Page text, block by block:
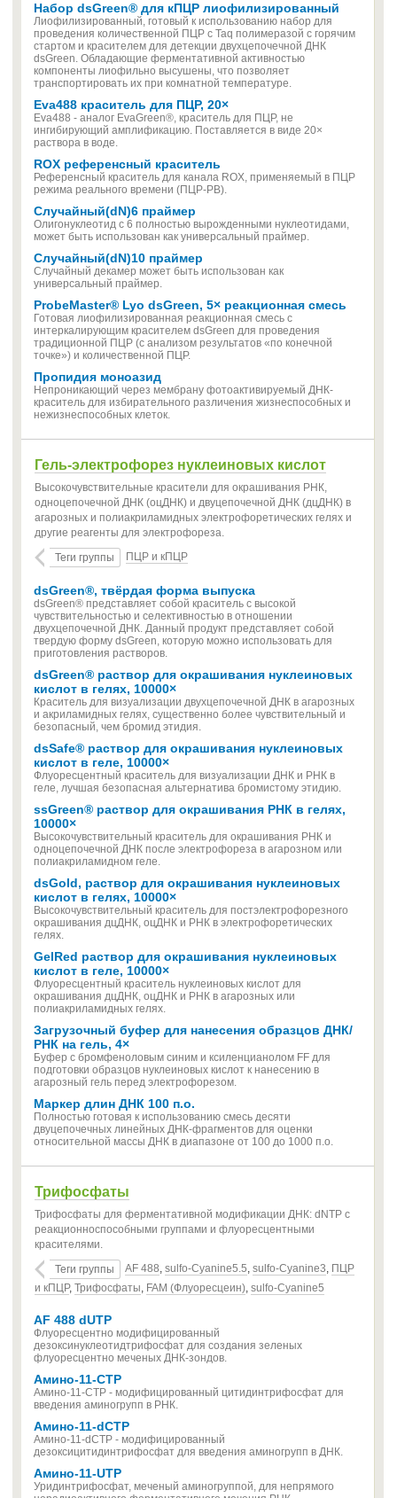
Набор dsGreen® для кПЦР лиофилизированный
Лиофилизированный, готовый к использованию набор для
проведения количественной ПЦР с Taq полимеразой с горячим
стартом и красителем для детекции двухцепочечной ДНК
dsGreen. Обладающие ферментативной активностью
компоненты лиофильно высушены, что позволяет
транспортировать их при комнатной температуре.
Eva488 краситель для ПЦР, 20×
Eva488 - аналог EvaGreen®, краситель для ПЦР, не
ингибирующий амплификацию. Поставляется в виде 20×
раствора в воде.
ROX референсный краситель
Референсный краситель для канала ROX, применяемый в ПЦР
режима реального времени (ПЦР-РВ).
Случайный(dN)6 праймер
Олигонуклеотид с 6 полностью вырожденными нуклеотидами,
может быть использован как универсальный праймер.
Случайный(dN)10 праймер
Случайный декамер может быть использован как
универсальный праймер.
ProbeMaster® Lyo dsGreen, 5× реакционная смесь
Готовая лиофилизированная реакционная смесь с
интеркалирующим красителем dsGreen для проведения
традиционной ПЦР (с анализом результатов «по конечной
точке») и количественной ПЦР.
Пропидия моноазид
Непроникающий через мембрану фотоактивируемый ДНК-
краситель для избирательного различения жизнеспособных и
нежизнеспособных клеток.
Гель-электрофорез нуклеиновых кислот
Высокочувствительные красители для окрашивания РНК,
одноцепочечной ДНК (оцДНК) и двуцепочечной ДНК (дцДНК) в
агарозных и полиакриламидных электрофоретических гелях и
другие реагенты для электрофореза.
Теги группы
ПЦР и кПЦР
dsGreen®, твёрдая форма выпуска
dsGreen® представляет собой краситель с высокой
чувствительностью и селективностью в отношении
двухцепочечной ДНК. Данный продукт представляет собой
твердую форму dsGreen, которую можно использовать для
приготовления растворов.
dsGreen® раствор для окрашивания нуклеиновых
кислот в гелях, 10000×
Краситель для визуализации двухцепочечной ДНК в агарозных
и акриламидных гелях, существенно более чувствительный и
безопасный, чем бромид этидия.
dsSafe® раствор для окрашивания нуклеиновых
кислот в геле, 10000×
Флуоресцентный краситель для визуализации ДНК и РНК в
геле, лучшая безопасная альтернатива бромистому этидию.
ssGreen® раствор для окрашивания РНК в гелях,
10000×
Высокочувствительный краситель для окрашивания РНК и
одноцепочечной ДНК после электрофореза в агарозном или
полиакриламидном геле.
dsGold, раствор для окрашивания нуклеиновых
кислот в гелях, 10000×
Высокочувствительный краситель для постэлектрофорезного
окрашивания дцДНК, оцДНК и РНК в электрофоретических
гелях.
GelRed раствор для окрашивания нуклеиновых
кислот в геле, 10000×
Флуоресцентный краситель нуклеиновых кислот для
окрашивания дцДНК, оцДНК и РНК в агарозных или
полиакриламидных гелях.
Загрузочный буфер для нанесения образцов ДНК/
РНК на гель, 4×
Буфер с бромфеноловым синим и ксиленцианолом FF для
подготовки образцов нуклеиновых кислот к нанесению в
агарозный гель перед электрофорезом.
Маркер длин ДНК 100 п.о.
Полностью готовая к использованию смесь десяти
двуцепочечных линейных ДНК-фрагментов для оценки
относительной массы ДНК в диапазоне от 100 до 1000 п.о.
Трифосфаты
Трифосфаты для ферментативной модификации ДНК: dNTP с
реакционноспособными группами и флуоресцентными
красителями.
Теги группы
AF 488, sulfo-Cyanine5.5, sulfo-Cyanine3, ПЦР
и кПЦР, Трифосфаты, FAM (Флуоресцеин), sulfo-Cyanine5
AF 488 dUTP
Флуоресцентно модифицированный
дезоксинуклеотидтрифосфат для создания зеленых
флуоресцентно меченых ДНК-зондов.
Амино-11-CTP
Амино-11-CTP - модифицированный цитидинтрифосфат для
введения аминогрупп в РНК.
Амино-11-dCTP
Амино-11-dCTP - модифицированный
дезоксицитидинтрифосфат для введения аминогрупп в ДНК.
Амино-11-UTP
Уридинтрифосфат, меченый аминогруппой, для непрямого